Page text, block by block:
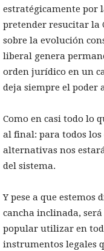
estratégicamente por
pretender resucitar la
sobre la evolución
liberal genera
orden jurídico en un
deja siempre el poder
Como en casi todo lo
al final: para todos los
alternativas nos
del sistema.
Y pese a que
cancha inclinada,
popular utilizar en
instrumentos legales